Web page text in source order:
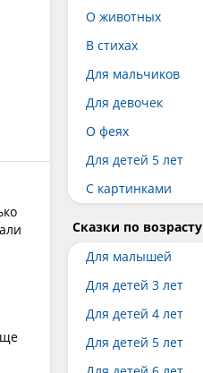
О животных
В стихах
Для мальчиков
Для девочек
О феях
Для детей 5 лет
С картинками
Сказки по возрасту
Для малышей
Для детей 3 лет
Для детей 4 лет
Для детей 5 лет